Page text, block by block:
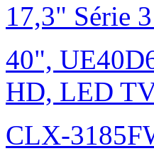
17,3" Série
40",
HD, LED
CLX-